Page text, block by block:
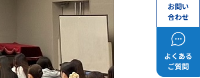
お問い
合わせ
よくある
ご質問